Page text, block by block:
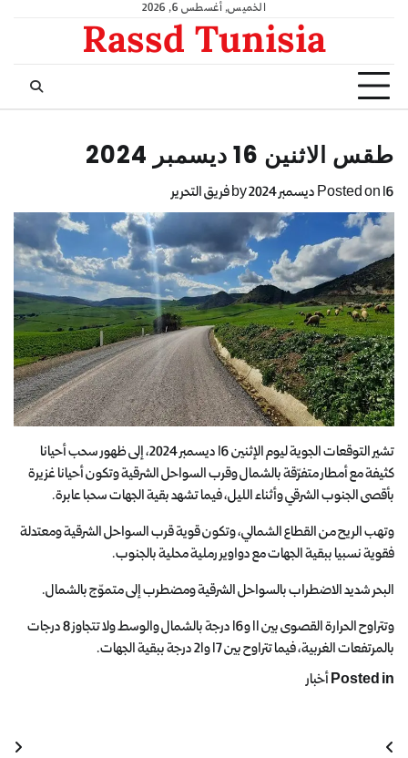
الخميس, أغسطس 6, 2026
Rassd Tunisia
طقس الاثنين 16 ديسمبر 2024
Posted on16 ديسمبر 2024 فريق التحرير
تشير التوقعات الجوية ليوم الإثنين 16 ديسمبر 2024، إلى ظهور سحب أحيانا
كثيفة مع أمطار متفرّقة بالشمال وقرب السواحل الشرقية وتكون أحيانا غزيرة
بأقصى الجنوب الشرقي وأثناء الليل، فيما تشهد بقية الجهات سحبا عابرة.
وتهب الريح من القطاع الشمالي، وتكون قوية قرب السواحل الشرقية ومعتدلة
فقوية نسبيا ببقية الجهات مع دواوير رملية محلية بالجنوب.
البحر شديد الاضطراب بالسواحل الشرقية ومضطرب إلى متموّج بالشمال.
وتتراوح الحرارة القصوى بين 11 و16 درجة بالشمال والوسط ولا تتجاوز 8 درجات
بالمرتفعات الغربية، فيما تتراوح بين 17 و21 درجة ببقية الجهات.
Posted inأخبار